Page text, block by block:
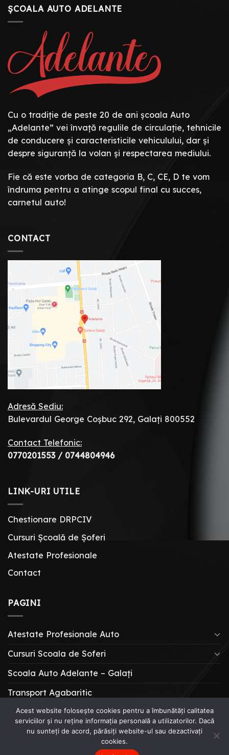
ȘCOALA AUTO ADELANTE
Cu o tradiție de peste 20 de ani școala Auto
„Adelante” vei învață regulile de circulație, tehnicile
de conducere și caracteristicile vehiculului, dar și
despre siguranță la volan și respectarea mediului.
Fie că este vorba de categoria B, C, CE, D te vom
îndruma pentru a atinge scopul final cu succes,
carnetul auto!
CONTACT
Adresă Sediu:
Bulevardul George Coșbuc 292, Galați 800552
Contact Telefonic:
0770201553/ 0744804946
LINK-URI UTILE
Chestionare DRPCIV
Cursuri Școală de Șoferi
Atestate Profesionale
Contact
PAGINI
Atestate Profesionale Auto
Cursuri Scoala de Soferi
Scoala Auto Adelante – Galați
Transport Agabaritic
CURSURI SCOALA DE SOFERI
ATESTATE PROFESIONALE AUTO
ÎNTREBĂRI & SFATURI
Școala Auto Adelante
Acest website folosește cookies pentru a îmbunătăți calitatea
serviciilor și nu reține informația personală a utilizatorilor. Dacă
nu sunteți de acord, părăsiți website-ul sau dezactivați
cookies.